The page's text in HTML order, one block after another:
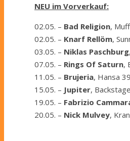
NEU im Vorverkauf:
02.05. – Bad Religion,
02.05. – Knarf Rellöm,
03.05. – Niklas Paschburg
07.05. – Rings Of Saturn,
11.05. – Brujeria, Hansa 39
15.05. – Jupiter,
19.05. – Fabrizio
20.05. – Nick Mulvey,